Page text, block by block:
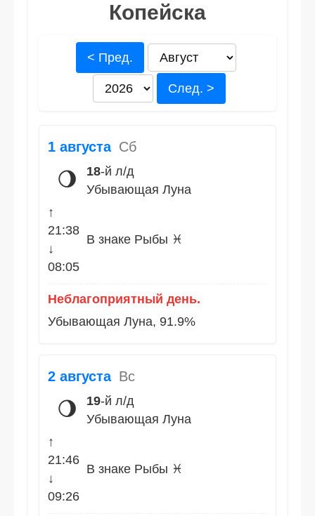
Копейска
< Пред.
След. >
1 августа Сб
🌖 18-й л/д
Убывающая Луна
↑
21:38
↓
08:05
В знаке Рыбы ♓
Неблагоприятный день.
Убывающая Луна, 91.9%
2 августа Вс
🌖 19-й л/д
Убывающая Луна
↑
21:46
↓
09:26
В знаке Рыбы ♓